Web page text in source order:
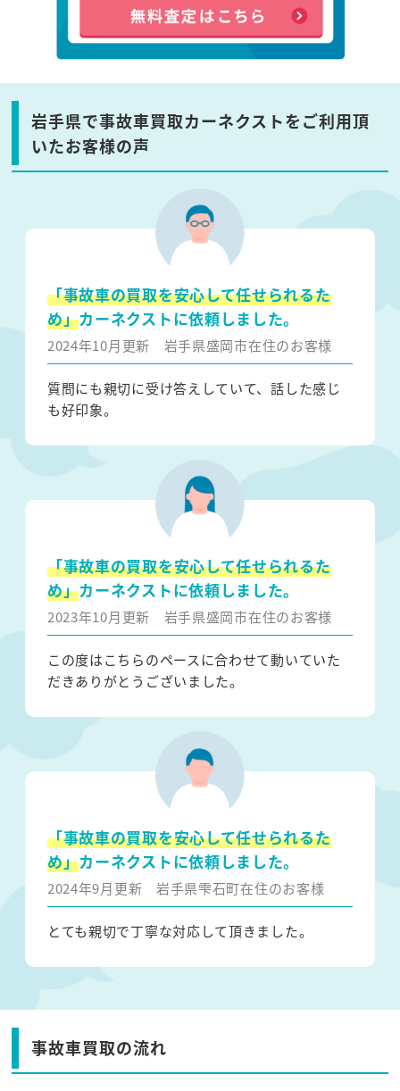
岩手県で事故車買取カーネクストをご利用頂
いたお客様の声
「事故車の買取を安心して任せられるた
め」カーネクストに依頼しました。
2024年10月更新 岩手県盛岡市在住のお客様
質問にも親切に受け答えしていて、話した感じ
も好印象。
「事故車の買取を安心して任せられるた
め」カーネクストに依頼しました。
2023年10月更新 岩手県盛岡市在住のお客様
この度はこちらのペースに合わせて動いていた
だきありがとうございました。
「事故車の買取を安心して任せられるた
め」カーネクストに依頼しました。
2024年9月更新 岩手県雫石町在住のお客様
とても親切で丁寧な対応して頂きました。
事故車買取の流れ